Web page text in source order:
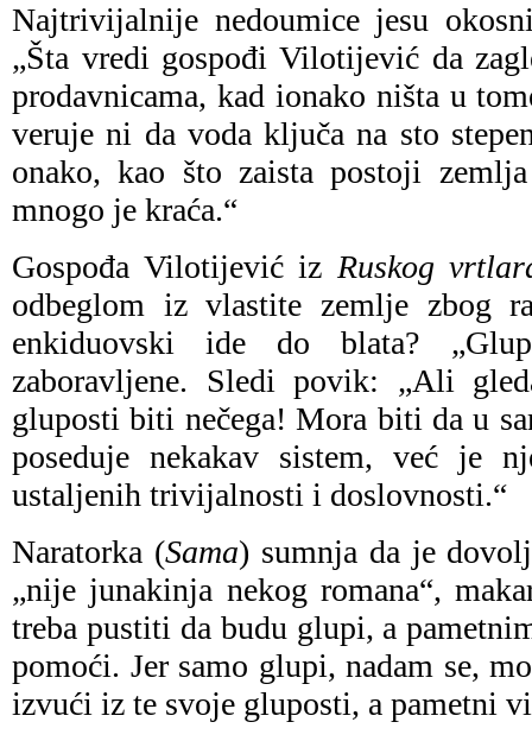
Najtrivijalnije nedoumice jesu
„Šta vredi gospođi Vilotijević da
prodavnicama, kad ionako ništa u
veruje ni da voda ključa na sto
onako, kao što zaista postoji
mnogo je kraća.“
Gospođa Vilotijević iz Ruskog
odbeglom iz vlastite zemlje zbog
enkiduovski ide do blata?
zaboravljene. Sledi povik: „Ali
gluposti biti nečega! Mora biti da u
poseduje nekakav sistem, već je
ustaljenih trivijalnosti i doslovnosti.“
Naratorka (Sama) sumnja da je
„nije junakinja nekog romana“,
treba pustiti da budu glupi, a
pomoći. Jer samo glupi, nadam se,
izvući iz te svoje gluposti, a pametni